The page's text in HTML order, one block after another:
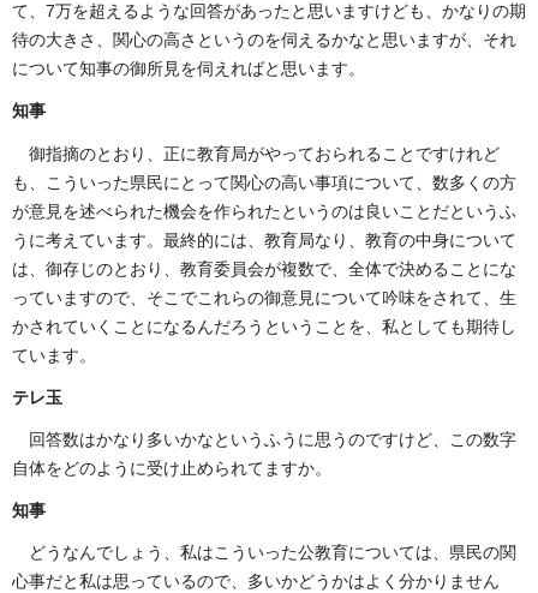
て、7万を超えるような回答があったと思いますけども、かなりの期
待の大きさ、関心の高さというのを伺えるかなと思いますが、それ
について知事の御所見を伺えればと思います。
知事
御指摘のとおり、正に教育局がやっておられることですけれど
も、こういった県民にとって関心の高い事項について、数多くの方
が意見を述べられた機会を作られたというのは良いことだというふ
うに考えています。最終的には、教育局なり、教育の中身について
は、御存じのとおり、教育委員会が複数で、全体で決めることにな
っていますので、そこでこれらの御意見について吟味をされて、生
かされていくことになるんだろうということを、私としても期待し
ています。
テレ玉
回答数はかなり多いかなというふうに思うのですけど、この数字
自体をどのように受け止められてますか。
知事
どうなんでしょう、私はこういった公教育については、県民の関
心事だと私は思っているので、多いかどうかはよく分かりません